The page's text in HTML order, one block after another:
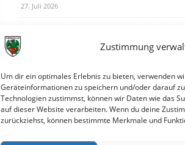
Zustimmung
Um dir ein optimales Erlebnis zu bieten, verwenden
Geräteinformationen zu speichern und/oder darauf
Technologien zustimmst, können wir Daten wie das
auf dieser Website verarbeiten. Wenn du deine
zurückziehst, können bestimmte Merkmale und
27. Juli 2026